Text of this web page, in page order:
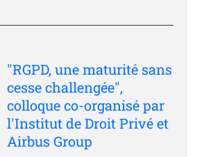
"RGPD, une maturité sans
cesse challengée",
colloque co-organisé par
l'Institut de Droit Privé et
Airbus Group